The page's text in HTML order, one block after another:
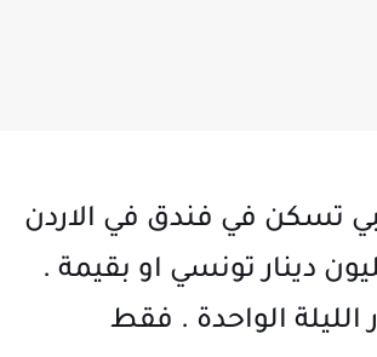
تسكن في فندق في الاردن
60 مليون دينار تونسي او بقيمة .